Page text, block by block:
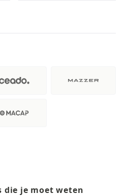
die je moet weten